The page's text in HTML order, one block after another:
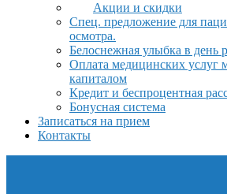
Акции и скидки
Спец. предложение для
осмотра.
Белоснежная улыбка в день
Оплата медицинских услуг
капиталом
Кредит и беспроцентная
Бонусная система
Записаться на прием
Контакты